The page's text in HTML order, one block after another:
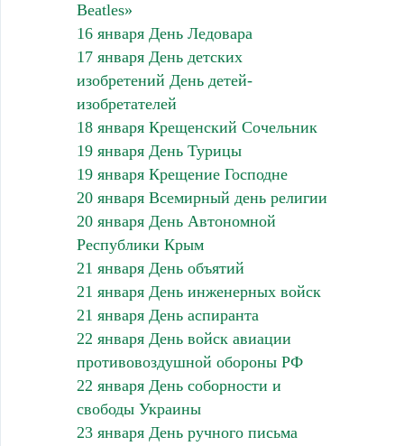
Beatles»
16 января День Ледовара
17 января День детских
изобретений День детей-
изобретателей
18 января Крещенский Сочельник
19 января День Турицы
19 января Крещение Господне
20 января Всемирный день религии
20 января День Автономной
Республики Крым
21 января День объятий
21 января День инженерных войск
21 января День аспиранта
22 января День войск авиации
противовоздушной обороны РФ
22 января День соборности и
свободы Украины
23 января День ручного письма